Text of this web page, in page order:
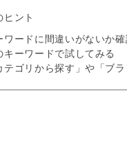
ヒント
ワードに間違いがないか確
キーワードで試してみる
テゴリから探す」や「ブ